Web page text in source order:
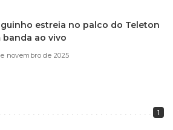
estreia no palco do Teleton
banda ao vivo
novembro de 2025
1